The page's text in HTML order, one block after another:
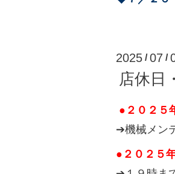
2025 /07 /
店休日
●２０２５
➔機械メン
●２０２５